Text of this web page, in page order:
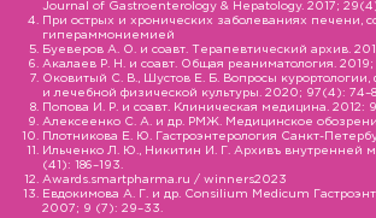
Journal of Gastroenterology & Hepatology. 2017;
При острых и хронических заболеваниях печени,
гипераммониемией
Буеверов А. О. и соавт. Терапевтический архив.
Акалаев Р. Н. и соавт. Общая реаниматология.
Оковитый С. В., Шустов Е. Б. Вопросы курортологии,
и лечебной физической культуры. 2020; 97(4):
Попова И. Р. и соавт. Клиническая медицина. 2012:
Алексеенко С. А. и др. РМЖ. Медицинское
Плотникова Е. Ю. Гастроэнтерология Санкт-
Ильченко Л. Ю., Никитин И. Г. Архивъ внутренней
(41): 186–193.
Awards.smartpharma.ru / winners2023
Евдокимова А. Г. и др. Consilium Medicum
2007; 9 (7): 29–33.